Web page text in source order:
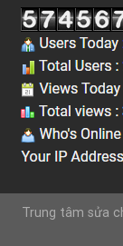
Trung tâm sửa